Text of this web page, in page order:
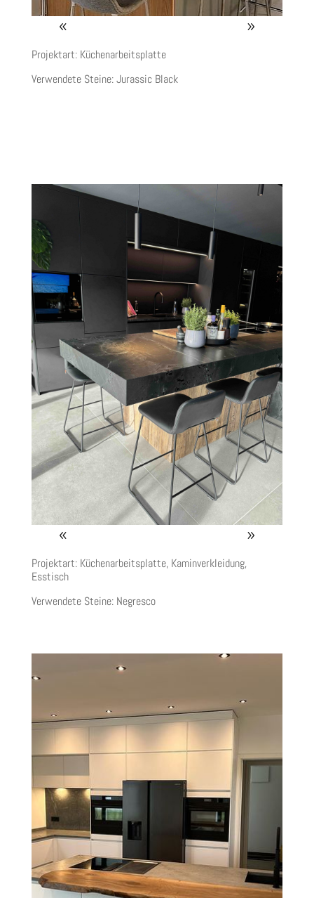
Projektart: Küchenarbeitsplatte
Verwendete Steine:Jurassic Black
Projektart: Küchenarbeitsplatte, Kaminverkleidung,
Esstisch
Verwendete Steine: Negresco